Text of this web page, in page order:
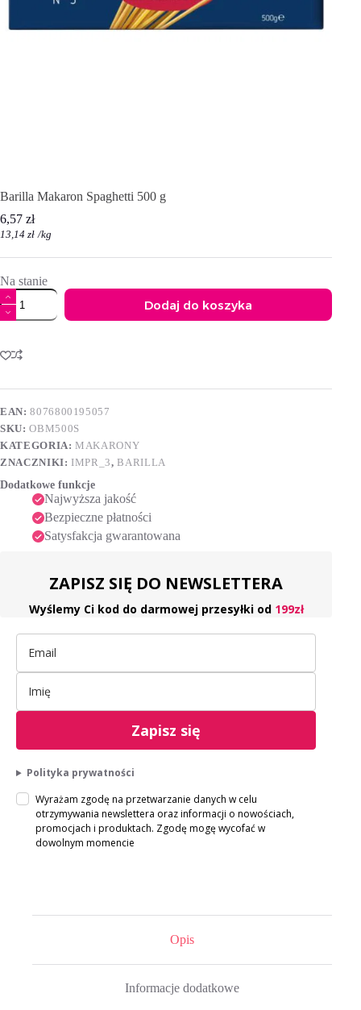
Barilla Makaron Spaghetti 500 g
6,57 zł
13,14 zł /kg
Na stanie
ilość
Barilla
Makaron
500
g
Dodaj do koszyka
t
r
a
t
i
v
:
EAN:8076800195057
SKU:OBM500S
KATEGORIA:MAKARONY
ZNACZNIKI: IMPR_3,BARILLA
Dodatkowe funkcje
Najwyższa jakość
Bezpieczne płatności
Satysfakcja gwarantowana
ZAPISZ SIĘ DO NEWSLETTERA
Wyślemy Ci kod do darmowej przesyłki od 199zł
Zapisz się
Polityka prywatności
Wyrażam zgodę na przetwarzanie danych w celu
otrzymywania newslettera oraz informacji o nowościach,
promocjach i produktach. Zgodę mogę wycofać w
dowolnym momencie
Opis
Informacje dodatkowe